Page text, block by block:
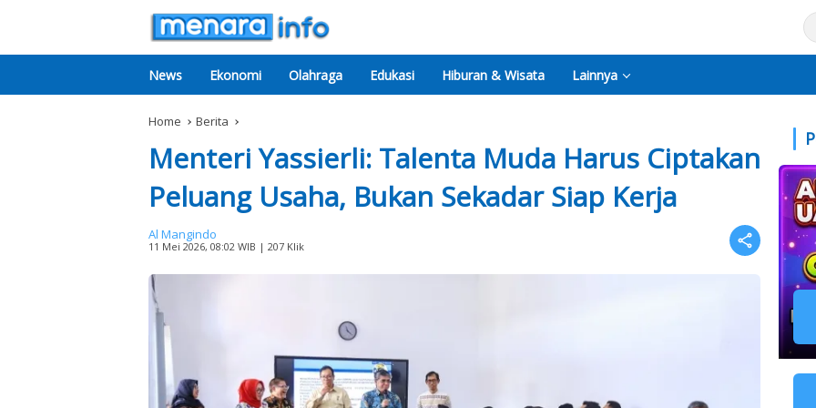
News Ekonomi Olahraga Edukasi Hiburan & Wisata Lainnya
Home Berita
Menteri Yassierli: Talenta Muda Harus Ciptakan
Peluang Usaha, Bukan Sekadar Siap Kerja
Al Mangindo
11 Mei 2026, 08:02 WIB | 207 Klik